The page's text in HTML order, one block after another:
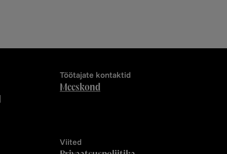
Töötajate kontaktid
Meeskond
Viited